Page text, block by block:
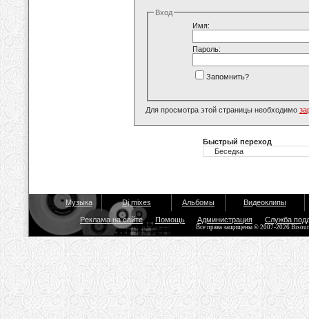
Вход
Имя:
Пароль:
Запомнить?
Для просмотра этой страницы необходимо
Быстрый переход
Музыка Dj mixes Альбомы Видеоклипы
Реклама на сайте Помощь Администрация Служба
Все права защищены © 2007-2026